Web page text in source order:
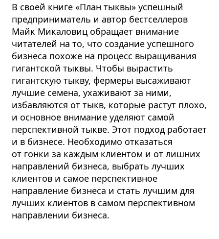
В своей книге «План тыквы» успешный
предприниматель и автор бестселлеров
Майк Микаловиц обращает внимание
читателей на то, что создание успешного
бизнеса похоже на процесс выращивания
гигантской тыквы. Чтобы вырастить
гигантскую тыкву, фермеры высаживают
лучшие семена, ухаживают за ними,
избавляются от тыкв, которые растут плохо,
и основное внимание уделяют самой
перспективной тыкве. Этот подход работает
и в бизнесе. Необходимо отказаться
от гонки за каждым клиентом и от лишних
направлений бизнеса, выбрать лучших
клиентов и самое перспективное
направление бизнеса и стать лучшим для
лучших клиентов в самом перспективном
направлении бизнеса.